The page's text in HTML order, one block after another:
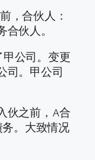
，合伙人：
伙人。
甲公司。变更
司。甲公司
伙之前，A合
。大致情况